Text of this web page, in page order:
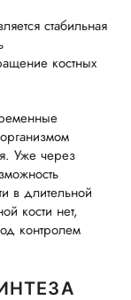
стабильная
костных
Уже через
в длительной
кости нет,
контролем